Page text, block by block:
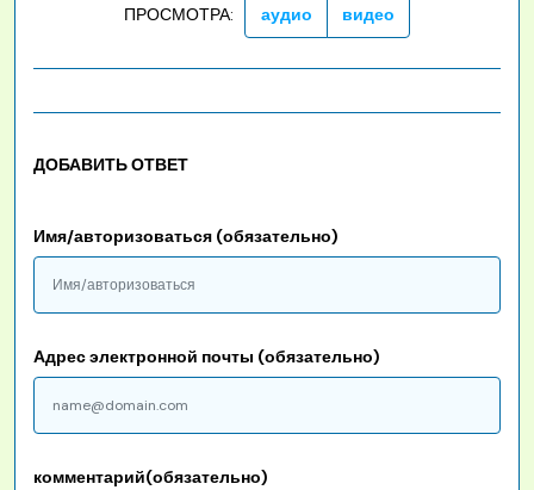
ПРОСМОТРА: аудио видео
ДОБАВИТЬ ОТВЕТ
комментарий(обязательно)
Имя/авторизоваться (обязательно)
Адрес электронной почты (обязательно)